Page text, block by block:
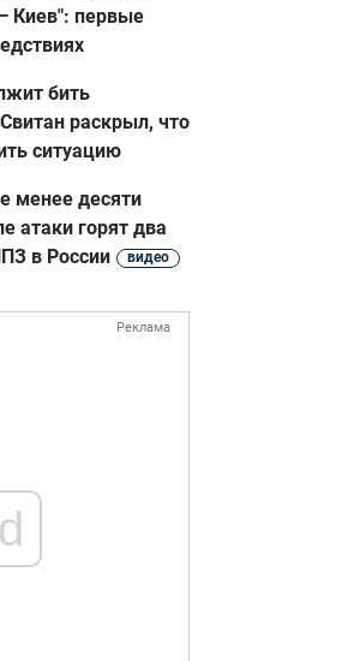
Киев": первые
бить
раскрыл, что
ситуацию
менее десяти
атаки горят два
в России
видео
Реклама